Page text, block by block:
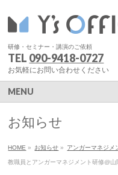
研修・セミナー・講演のご依頼
TEL 090-9418-0727
お気軽にお問い合わせください
MENU
お知らせ
HOME » お知らせ » アンガーマネジメ
教職員とアンガーマネジメント研修@